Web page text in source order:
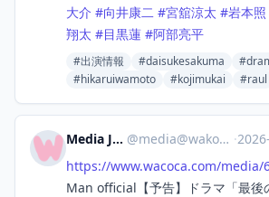
大介 #向井康二 #宮舘涼太 #岩本照
翔太 #目黒蓮 #阿部亮平
#出演情報 #daisukesakuma
#hikaruiwamoto
#kojimukai #raul
Media Japan @media@wakoka.com ·
https://www.wacoca.com/media/
Man official【予告】ドラマ「最後